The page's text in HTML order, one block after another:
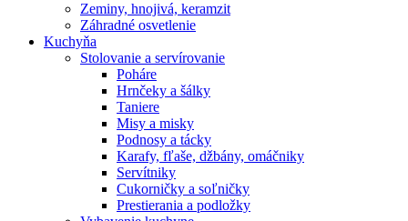
Zeminy, hnojivá, keramzit
Záhradné osvetlenie
Kuchyňa
Stolovanie a servírovanie
Poháre
Hrnčeky a šálky
Taniere
Misy a misky
Podnosy a tácky
Karafy, fľaše, džbány, omáčniky
Servítniky
Cukorničky a soľničky
Prestierania a podložky